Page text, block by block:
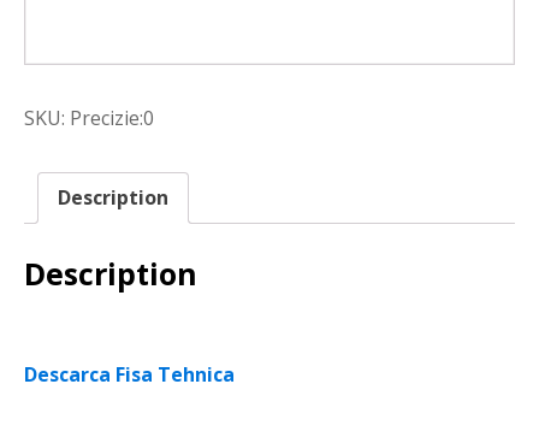
SKU: Precizie:0
Description
Description
Descarca Fisa Tehnica